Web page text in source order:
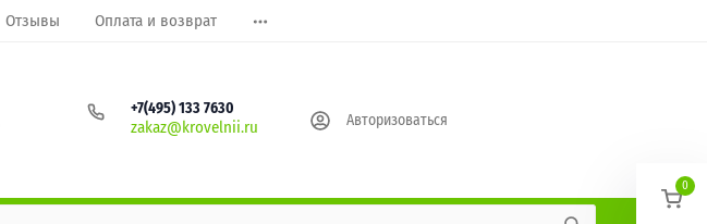
Отзывы Оплата и возврат
+7(495) 133 7630
zakaz@krovelnii.ru Авторизоваться
0